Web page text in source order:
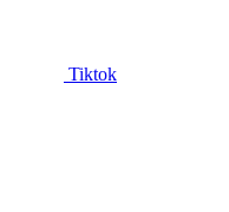
Tiktok